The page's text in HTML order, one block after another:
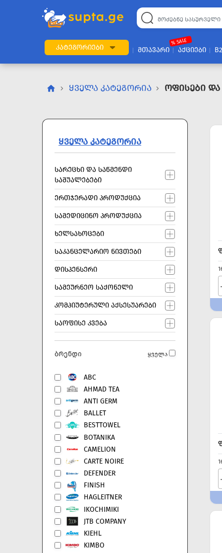
ᲙᲐᲢᲔᲒᲝᲠᲘᲔᲑᲘ ᲛᲗᲐᲕᲐᲠᲘ ᲐᲥᲪᲘᲔᲑᲘ
% SALE
ᲧᲕᲔᲚᲐ ᲙᲐᲢᲔᲒᲝᲠᲘᲐ Ოფისები Და
ᲧᲕᲔᲚᲐ ᲙᲐᲢᲔᲒᲝᲠᲘᲐ
ᲡᲐᲠᲔᲪᲮᲘ ᲓᲐ ᲡᲐᲬᲛᲔᲜᲓᲘ
ᲡᲐᲨᲣᲐᲚᲔᲑᲔᲑᲘ
ᲔᲠᲗᲯᲔᲠᲐᲓᲘ ᲞᲠᲝᲓᲣᲥᲪᲘᲐ
ᲡᲐᲛᲔᲓᲘᲪᲘᲜᲝ ᲞᲠᲝᲓᲣᲥᲪᲘᲐ
ᲮᲔᲚᲡᲐᲮᲝᲪᲔᲑᲘ
ᲡᲐᲙᲐᲜᲪᲔᲚᲐᲠᲘᲝ ᲜᲘᲕᲗᲔᲑᲘ
ᲓᲘᲡᲞᲔᲜᲡᲔᲠᲘ
ᲡᲐᲛᲔᲣᲠᲜᲔᲝ ᲡᲐᲥᲝᲜᲔᲚᲘ
ᲙᲝᲛᲞᲘᲣᲢᲔᲠᲣᲚᲘ ᲐᲥᲡᲔᲡᲣᲐᲠᲔᲑᲘ
ᲡᲐᲝᲤᲘᲡᲔ ᲙᲕᲔᲑᲐ
ბრენდი ყველა
ABC
AHMAD TEA
ANTI GERM
BALLET
BESTTOWEL
BOTANIKA
CAMELION
CARTE NOIRE
DEFENDER
FINISH
HAGLEITNER
IKOCHIMIKI
JTB COMPANY
KIEHL
KIMBO